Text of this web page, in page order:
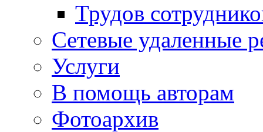
Трудов
Сетевые удаленные
Услуги
В помощь авторам
Фотоархив